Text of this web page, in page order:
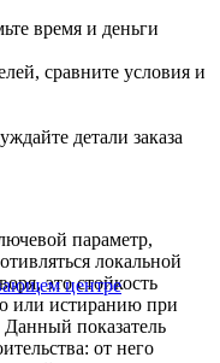
центре
время и деньги
сравните условия и
детали заказа
параметр,
локальной
это стойкость
или истиранию при
показатель
от него